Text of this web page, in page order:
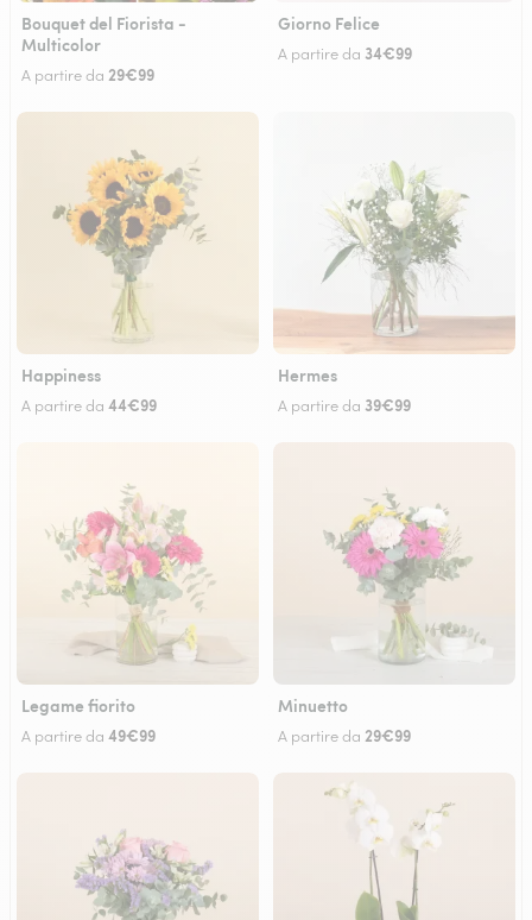
Bouquet del Fiorista -
Multicolor
A partire da 29€99
Giorno Felice
A partire da 34€99
Happiness
A partire da 44€99
Hermes
A partire da 39€99
Legame fiorito
A partire da 49€99
Minuetto
A partire da 29€99